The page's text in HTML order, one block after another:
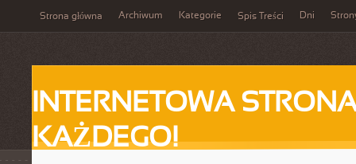
Strona główna Archiwum Kategorie Spis Treści Dni
INTERNETOWA
KAŻDEGO!